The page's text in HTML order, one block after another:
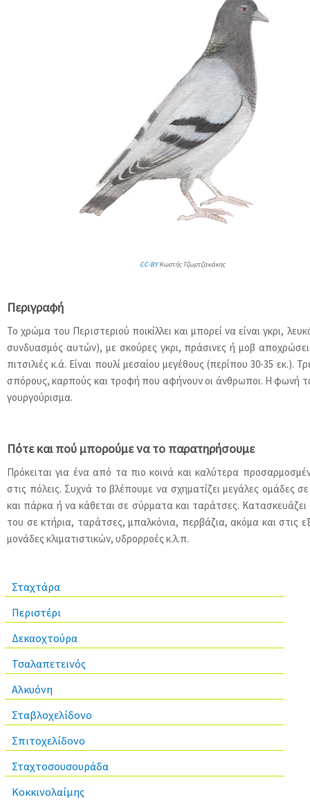
CC-BYΚωστής Τζωρτζακάκης
Περιγραφή
Το χρώμα του Περιστεριού ποικίλλει και μπορεί να είναι γκρι,
συνδυασμός αυτών), με σκούρες γκρι, πράσινες ή μοβ
πιτσιλιές κ.ά. Είναι πουλί μεσαίου μεγέθους (περίπου 30-35 εκ.).
σπόρους, καρπούς και τροφή που αφήνουν οι άνθρωποι. Η φωνή
γουργούρισμα.
Πότε και πού μπορούμε να το παρατηρήσουμε
Πρόκειται για ένα από τα πιο κοινά και καλύτερα
στις πόλεις. Συχνά το βλέπουμε να σχηματίζει μεγάλες ομάδες
και πάρκα ή να κάθεται σε σύρματα και ταράτσες.
του σε κτήρια, ταράτσες, μπαλκόνια, περβάζια, ακόμα και στις
μονάδες κλιματιστικών, υδρορροές κ.λ.π.
Σταχτάρα
Περιστέρι
Δεκαοχτούρα
Τσαλαπετεινός
Αλκυόνη
Σταβλοχελίδονο
Σπιτοχελίδονο
Σταχτοσουσουράδα
Κοκκινολαίμης